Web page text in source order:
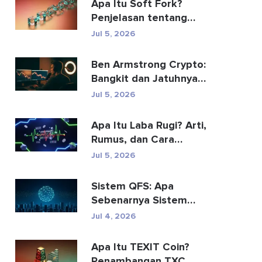
Apa Itu Soft Fork?
Penjelasan tentang
Peningkatan Blockchain
Jul 5, 2026
Ben Armstrong Crypto:
Bangkit dan Jatuhnya
BitBoy
Jul 5, 2026
Apa Itu Laba Rugi? Arti,
Rumus, dan Cara
Menghitungnya
Jul 5, 2026
Sistem QFS: Apa
Sebenarnya Sistem
Keuangan Kuantum Itu
Jul 4, 2026
Apa Itu TEXIT Coin?